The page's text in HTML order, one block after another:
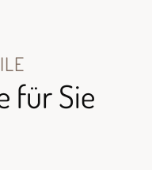
für Sie